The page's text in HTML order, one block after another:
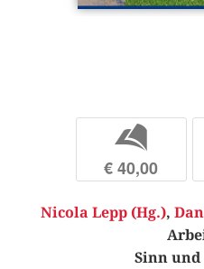
b
€ 40,00
Nicola Lepp (Hg.),
Sinn und